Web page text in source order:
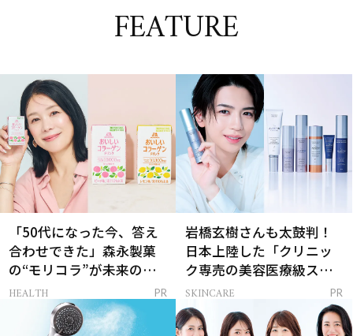
FEATURE
「50代になった今、答え
合わせできた」森永製菓
の“モリコラ”が未来のキ
レイを連れてくる！
HEALTH PR
岩橋玄樹さんも太鼓判！
日本上陸した「クリニッ
ク専売の美容医療級スキ
ンケア」
SKINCARE PR